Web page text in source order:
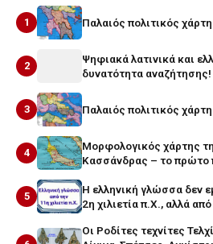
1 Παλαιός πολιτικός
2
Ψηφιακά λατινικά και
δυνατότητα αναζήτησης!
3 Παλαιός πολιτικός
4
Μορφολογικός χάρτης
Κασσάνδρας – το πρώτο
5
Η ελληνική γλώσσα δεν
2η χιλιετία π.Χ., αλλά
Οι Ροδίτες τεχνίτες